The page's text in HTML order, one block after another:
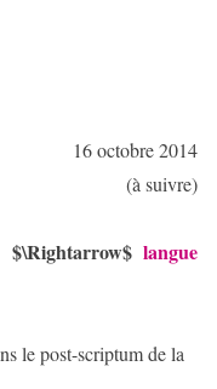
16 octobre 2014
(à suivre)
$\Rightarrow$ langue
le post-scriptum de la